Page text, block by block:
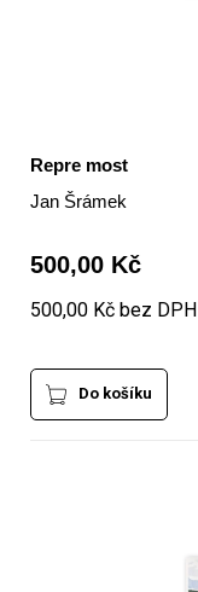
Repre most
Jan Šrámek
500,00 Kč
500,00 Kč bez DPH
Do košíku